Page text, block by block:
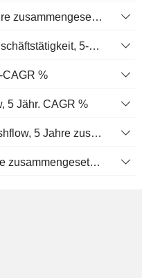
Materieller Buchwert, 5 Jahre zusammengesetzte jährliche Wachstumsrate %
Cashflow aus laufender Geschäftstätigkeit, 5-Jahres-CAGR %
CAGR %
5 Jähr. CAGR %
Unverschuldeter Freier Cashflow, 5 Jahre zusammengesetzte jährliche Wachstumsrate %
Dividende pro Aktie, 5 Jahre zusammengesetzte jährliche Wachstumsrate %